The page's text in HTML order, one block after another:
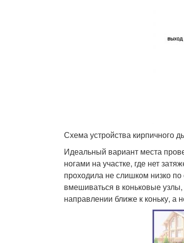
Схема устройства кирпичного
Идеальный вариант места
ногами на участке, где нет
проходила не слишком низко
вмешиваться в коньковые
направлении ближе к коньку, а